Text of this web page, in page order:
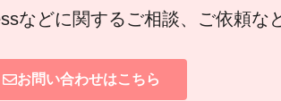
などに関するご相談、ご依頼な
お問い合わせはこちら